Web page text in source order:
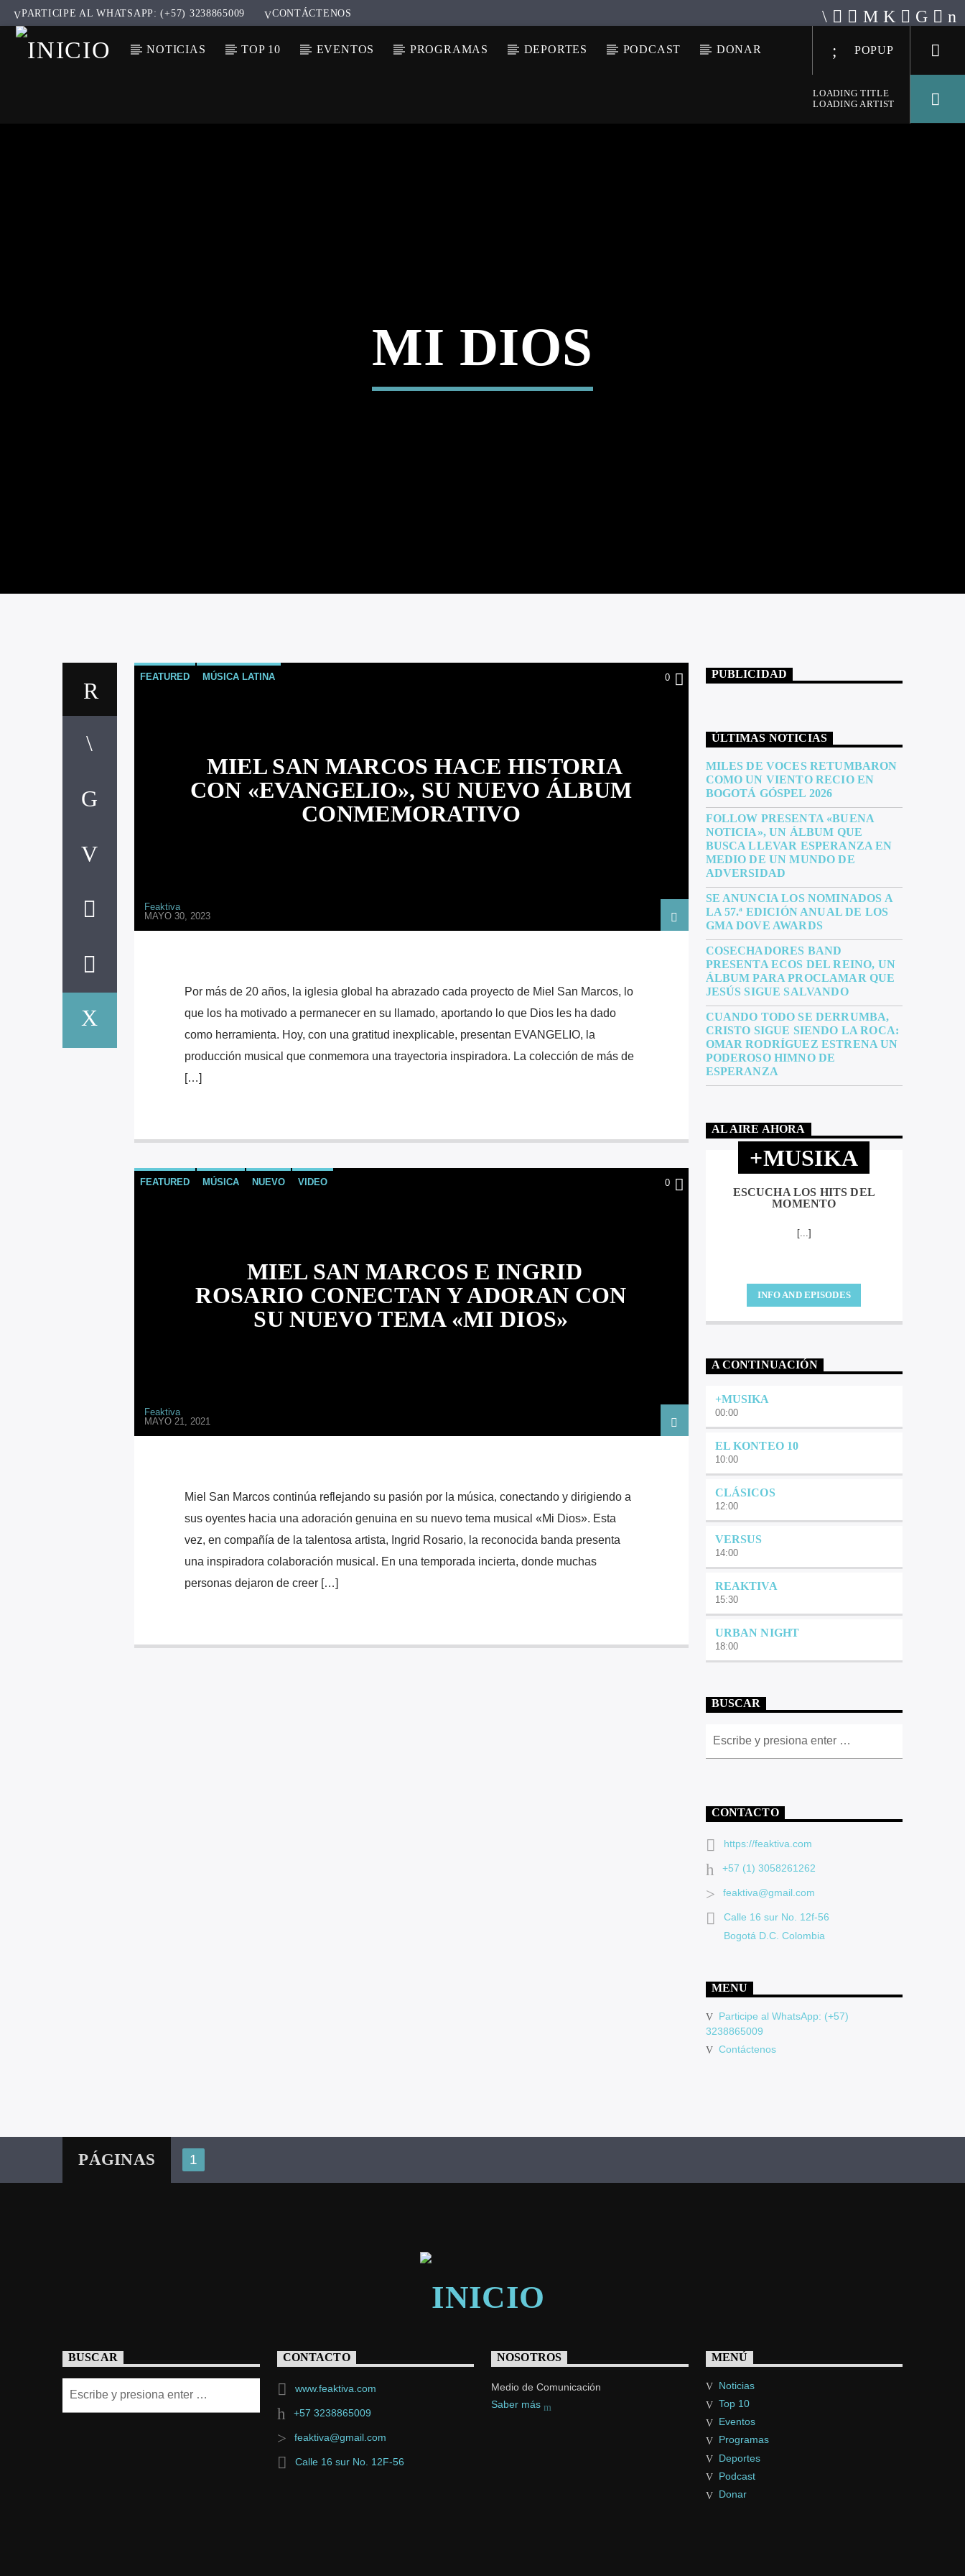
PARTICIPE AL WHATSAPP: (+57) 3238865009 CONTÁCTENOS
NOTICIAS TOP 10 EVENTOS PROGRAMAS DEPORTES PODCAST DONAR POPUP
LOADING TITLE
LOADING ARTIST
MI DIOS
FEATURED MÚSICA LATINA 0
MIEL SAN MARCOS HACE HISTORIA
CON «EVANGELIO», SU NUEVO ÁLBUM
CONMEMORATIVO
Feaktiva
MAYO 30, 2023
Por más de 20 años, la iglesia global ha abrazado cada proyecto de Miel San Marcos, lo
que los ha motivado a permanecer en su llamado, aportando lo que Dios les ha dado
como herramienta. Hoy, con una gratitud inexplicable, presentan EVANGELIO, la
producción musical que conmemora una trayectoria inspiradora. La colección de más de
[…]
FEATURED MÚSICA NUEVO VIDEO 0
MIEL SAN MARCOS E INGRID
ROSARIO CONECTAN Y ADORAN CON
SU NUEVO TEMA «MI DIOS»
Feaktiva
MAYO 21, 2021
Miel San Marcos continúa reflejando su pasión por la música, conectando y dirigiendo a
sus oyentes hacia una adoración genuina en su nuevo tema musical «Mi Dios». Esta
vez, en compañía de la talentosa artista, Ingrid Rosario, la reconocida banda presenta
una inspiradora colaboración musical. En una temporada incierta, donde muchas
personas dejaron de creer […]
PUBLICIDAD
ÚLTIMAS NOTICIAS
MILES DE VOCES RETUMBARON
COMO UN VIENTO RECIO EN
BOGOTÁ GÓSPEL 2026
FOLLOW PRESENTA «BUENA
NOTICIA», UN ÁLBUM QUE
BUSCA LLEVAR ESPERANZA EN
MEDIO DE UN MUNDO DE
ADVERSIDAD
SE ANUNCIA LOS NOMINADOS A
LA 57.ª EDICIÓN ANUAL DE LOS
GMA DOVE AWARDS
COSECHADORES BAND
PRESENTA ECOS DEL REINO, UN
ÁLBUM PARA PROCLAMAR QUE
JESÚS SIGUE SALVANDO
CUANDO TODO SE DERRUMBA,
CRISTO SIGUE SIENDO LA ROCA:
OMAR RODRÍGUEZ ESTRENA UN
PODEROSO HIMNO DE
ESPERANZA
AL AIRE AHORA
+MUSIKA
ESCUCHA LOS HITS DEL
MOMENTO
[...]
INFO AND EPISODES
A CONTINUACIÓN
+MUSIKA
00:00
EL KONTEO 10
10:00
CLÁSICOS
12:00
VERSUS
14:00
REAKTIVA
15:30
URBAN NIGHT
18:00
BUSCAR
CONTACTO
https://feaktiva.com
+57 (1) 3058261262
feaktiva@gmail.com
Calle 16 sur No. 12f-56
Bogotá D.C. Colombia
MENU
Participe al WhatsApp: (+57)
3238865009
Contáctenos
PÁGINAS 1
BUSCAR CONTACTO
www.feaktiva.com
+57 3238865009
feaktiva@gmail.com
Calle 16 sur No. 12F-56
NOSOTROS
Medio de Comunicación
Saber más
MENÚ
Noticias
Top 10
Eventos
Programas
Deportes
Podcast
Donar